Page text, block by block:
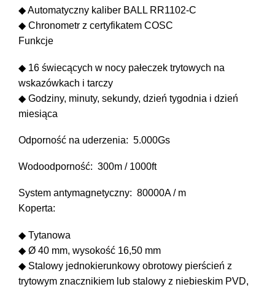
◆ Automatyczny kaliber BALL RR1102-C
◆ Chronometr z certyfikatem COSC
Funkcje
◆ 16 świecących w nocy pałeczek trytowych na
wskazówkach i tarczy
◆ Godziny, minuty, sekundy, dzień tygodnia i dzień
miesiąca
Odporność na uderzenia: 5.000Gs
Wodoodporność: 300m / 1000ft
System antymagnetyczny: 80000A / m
Koperta:
◆ Tytanowa
◆ Ø 40 mm, wysokość 16,50 mm
◆ Stalowy jednokierunkowy obrotowy pierścień z
trytowym znacznikiem lub stalowy z niebieskim PVD,